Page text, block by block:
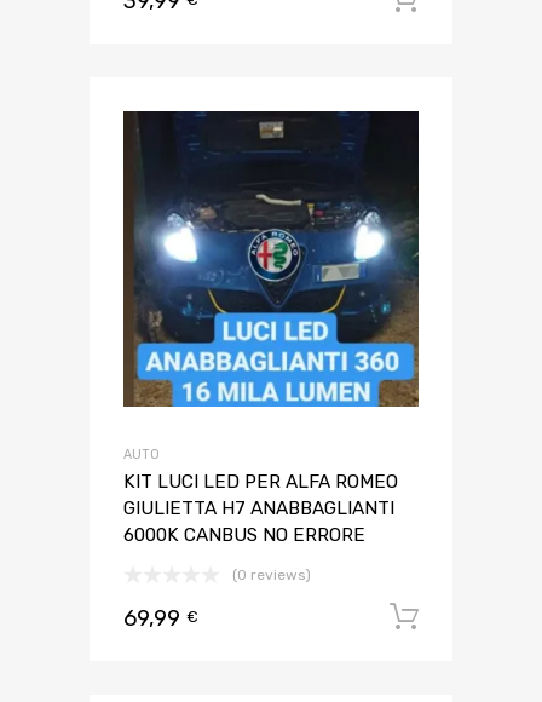
AUTO
KIT LUCI LED PER ALFA ROMEO
GIULIETTA H7 ANABBAGLIANTI
6000K CANBUS NO ERRORE
(0 reviews)
69,99 €